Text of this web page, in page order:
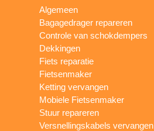
Algemeen
Bagagedrager repareren
Controle van schokdempers
Dekkingen
Fiets reparatie
Fietsenmaker
Ketting vervangen
Mobiele Fietsenmaker
Stuur repareren
Versnellingskabels vervangen